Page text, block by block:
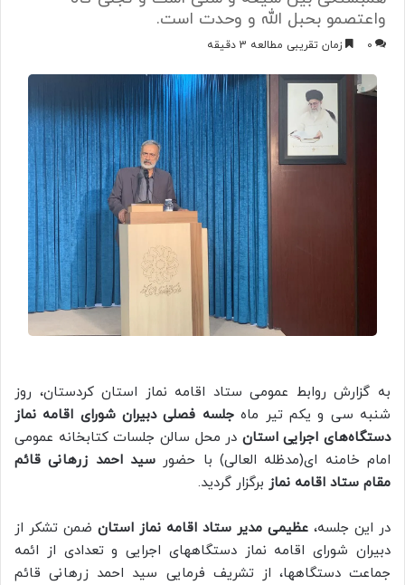
واعتصمو بحبل الله و وحدت است.
0 زمان تقریبی مطالعه 3 دقیقه
به گزارش روابط عمومی ستاد اقامه نماز استان کردستان، روز
شنبه سی و یکم تیر ماهجلسه فصلی دبیران شورای اقامه نماز
دستگاه‌های اجرایی استان در محل سالن جلسات کتابخانه عمومی
امام خامنه ای(مدظله العالی) با حضور سید احمد زرهانی قائم
مقام ستاد اقامه نماز برگزار گردید.
در این جلسه، عظیمی مدیر ستاد اقامه نماز استان ضمن تشکر از
دبیران شورای اقامه نماز دستگاههای اجرایی و تعدادی از ائمه
جماعت دستگاهها، از تشریف فرمایی سید احمد زرهانی قائم